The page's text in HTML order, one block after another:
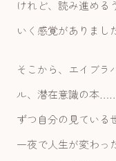
けれど、読み進める
いく感覚がありまし
そこから、エイブラ
ル、潜在意識の本
ずつ自分の見ている
一夜で人生が変わっ